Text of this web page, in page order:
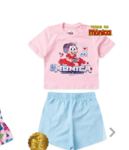
8 1 6